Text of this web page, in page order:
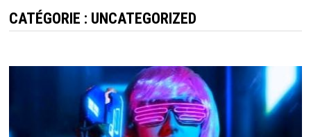
CATÉGORIE : UNCATEGORIZED